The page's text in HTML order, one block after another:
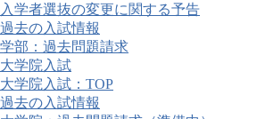
入学者選抜の変更に関する予告
過去の入試情報
学部：過去問題請求
大学院入試
大学院入試：TOP
過去の入試情報